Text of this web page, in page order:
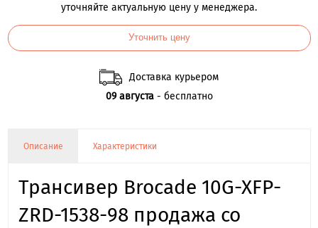
уточняйте актуальную цену у менеджера.
Уточнить цену
Доставка курьером
09 августа- бесплатно
Описание Характеристики
Трансивер Brocade 10G-XFP-
ZRD-1538-98 продажа со